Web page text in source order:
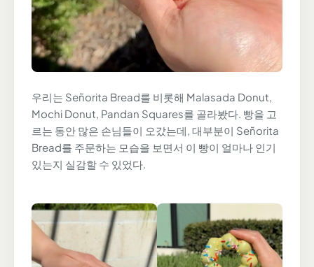
우리는 Señorita Bread를 비롯해 Malasada Donut,
Mochi Donut, Pandan Squares를 골라봤다. 빵을 고
르는 동안 많은 손님들이 오갔는데, 대부분이 Señorita
Bread를 주문하는 모습을 보면서 이 빵이 얼마나 인기
있는지 실감할 수 있었다.